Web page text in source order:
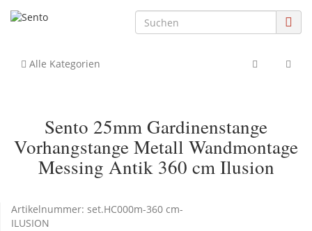
Alle Kategorien
Sento 25mm Gardinenstange
Vorhangstange Metall Wandmontage
Messing Antik 360 cm Ilusion
Artikelnummer: set.HC000m-360 cm-
ILUSION